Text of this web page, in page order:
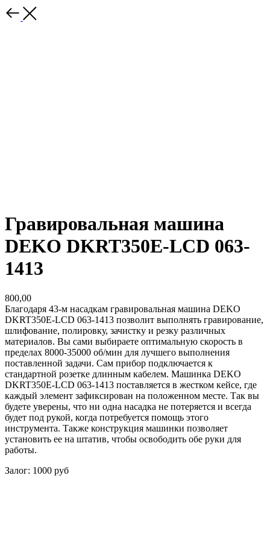
Гравировальная машина
DEKO DKRT350E-LCD 063-
1413
800,00
Благодаря 43-м насадкам гравировальная машина DEKO
DKRT350E-LCD 063-1413 позволит выполнять гравирование,
шлифование, полировку, зачистку и резку различных
материалов. Вы сами выбираете оптимальную скорость в
пределах 8000-35000 об/мин для лучшего выполнения
поставленной задачи. Сам прибор подключается к
стандартной розетке длинным кабелем. Машинка DEKO
DKRT350E-LCD 063-1413 поставляется в жестком кейсе, где
каждый элемент зафиксирован на положенном месте. Так вы
будете уверены, что ни одна насадка не потеряется и всегда
будет под рукой, когда потребуется помощь этого
инструмента. Также конструкция машинки позволяет
установить ее на штатив, чтобы освободить обе руки для
работы.
Залог: 1000 руб